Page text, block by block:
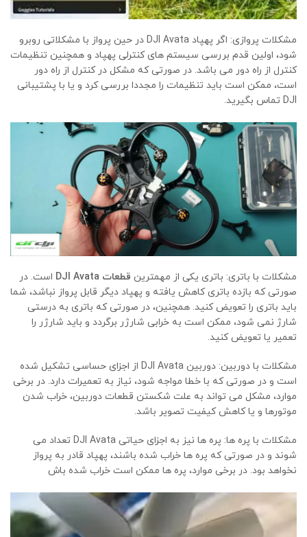
مشکلات پروازی: اگر پهپاد DJI Avata در حین پرواز با مشکلاتی روبرو
شود، اولین قدم بررسی سیستم های کنترلی پهپاد و همچنین تنظیمات
کنترل از راه دور می باشد. در صورتی که مشکل در کنترل از راه دور
است، ممکن است باید تنظیمات را مجددا بررسی کرد و یا با پشتیبانی
DJI تماس بگیرید.
مشکلات با باتری: باتری یکی از مهمترین قطعات DJI Avata
است. در
صورتی که بازده باتری کاهش یافته و پهپاد دیگر قابل پرواز نباشد، شما
باید باتری را تعویض کنید. همچنین، در صورتی که باتری به درستی
شارژ نمی شود، ممکن است به خرابی شارژر برگردد و باید شارژر را
تعمیر یا تعویض کنید.
مشکلات با دوربین: دوربین DJI Avata از اجزای حساسی تشکیل شده
است و در صورتی که با خطا مواجه شود، نیاز به تعمیرات دارد. در برخی
موارد، مشکل می تواند به علت شکستن قطعات دوربین، خراب شدن
موتورها و یا کاهش کیفیت تصویر باشد.
مشکلات با پره ها: پره ها نیز به اجزای حیاتی DJI Avata تعداد می
شوند و در صورتی که پره ها خراب شده باشند، پهپاد قادر به پرواز
نخواهد بود. در برخی موارد، پره ها ممکن است خراب شده باش